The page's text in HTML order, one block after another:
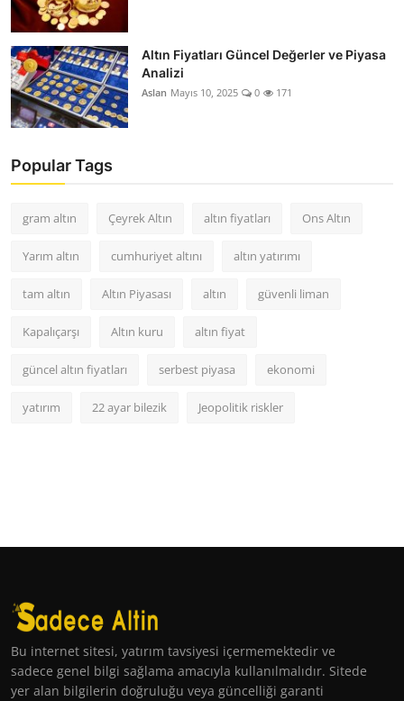
Altın Fiyatları Güncel Değerler ve Piyasa
Analizi
Aslan Mayıs 10, 2025 0 171
Popular Tags
gram altın Çeyrek Altın altın fiyatları Ons Altın
Yarım altın cumhuriyet altını altın yatırımı
tam altın Altın Piyasası altın güvenli liman
Kapalıçarşı Altın kuru altın fiyat
güncel altın fiyatları serbest piyasa ekonomi
yatırım 22 ayar bilezik Jeopolitik riskler
Bu internet sitesi, yatırım tavsiyesi içermemektedir ve
sadece genel bilgi sağlama amacıyla kullanılmalıdır. Sitede
yer alan bilgilerin doğruluğu veya güncelliği garanti